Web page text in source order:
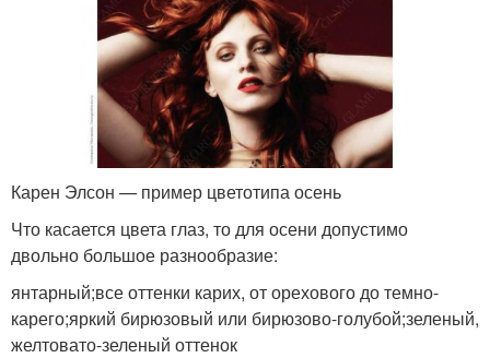
Карен Элсон — пример цветотипа осень
Что касается цвета глаз, то для осени допустимо
двольно большое разнообразие:
янтарный;все оттенки карих, от орехового до темно-
карего;яркий бирюзовый или бирюзово-голубой;зеленый,
желтовато-зеленый оттенок